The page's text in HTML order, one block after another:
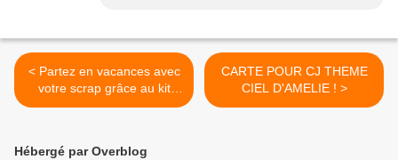
< Partez en vacances avec
votre scrap grâce au kit
"Travel in a Tin Box" de
CARTE POUR CJ THEME
CIEL D'AMELIE ! >
Hébergé par Overblog